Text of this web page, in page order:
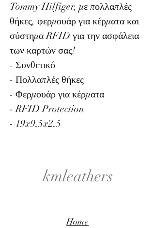
Tommy Hilfiger, με πολλαπλές
θήκες, φερμουάρ για κέρματα και
σύστημα RFID για την ασφάλεια
των καρτών σας!
- Συνθετικό
- Πολλαπλές θήκες
- Φερμουάρ για κέρματα
- RFID Protection
- 19x9,5x2,5
kmleathers
Home